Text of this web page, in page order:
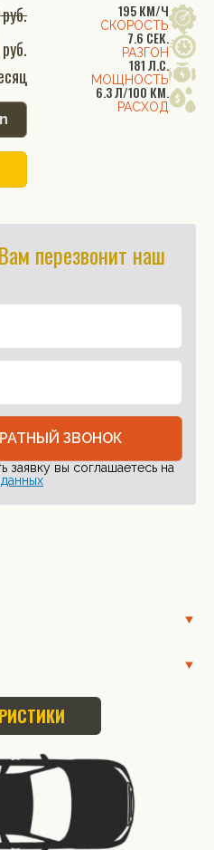
195 КМ/Ч
СКОРОСТЬ
7.6 СЕК.
РАЗГОН
181 Л.С.
МОЩНОСТЬ
6.3 Л/100 КМ.
РАСХОД
руб.
перезвонит наш
ЗВОНОК
заявку вы соглашаетесь на